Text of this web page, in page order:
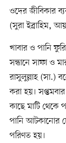
ওদের জীবিকার
(সুরা ইব্রাহিম,
খাবার ও পানি
সন্ধানে সাফা ও
রাসুলুল্লাহ (সা.)
করা হয়।
কাছে মাটি থেকে
পানি আটকানোর
পরিণত হয়।